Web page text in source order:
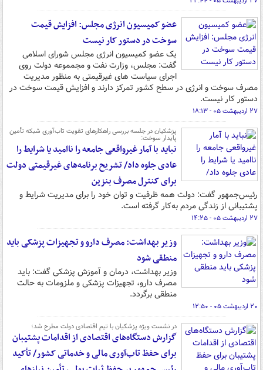
عضو کمیسیون انرژی مجلس: افزایش قیمت
سوخت در دستور کار نیست
یک عضو کمیسیون انرژی مجلس شورای اسلامی
گفت: مجلس، وزارت نفت و مجمموعه دولت روی
اجرای سیاست های غیرقیمتی به منظور مدیریت
مصرف سوخت و انرژی در سطح کشور تمرکز دارند و افزایش قیمت سوخت در
دستور کار نیست.
۲۷ اردیبهشت ۰۵ - ۱۸:۱۳
پزشکیان در جلسه بررسی راهکارهای تقویت تاب‌آوری شبکه تأمین
پایدار سوخت:
نباید با آمار غیرواقعی جامعه را ناامید یا شرایط را
عادی جلوه داد/ تشریح برنامه‌های غیرقیمتی دولت
برای کنترل مصرف بنزین
رئیس‌جمهور گفت: دولت همه ظرفیت و توان خود را برای مدیریت شرایط و
پشتیبانی از زندگی مردم به‌کار گرفته است.
۲۷ اردیبهشت ۰۵ - ۱۴:۲۵
وزیر بهداشت: مصرف دارو و تجهیزات پزشکی باید
منطقی شود
وزیر بهداشت، درمان و آموزش پزشکی گفت: باید
مصرف دارو، تجهیزات پزشکی و ملزومات به حالت
منطقی برگردد.
۲۰ اردیبهشت ۰۵ - ۱۲:۵۰
در نشست ویژه پزشکیان با تیم اقتصادی دولت مطرح شد؛
گزارش دستگاه‌های اقتصادی از اقدامات پشتیبان
برای حفظ تاب‌آوری مالی و خدماتی کشور/ تأکید